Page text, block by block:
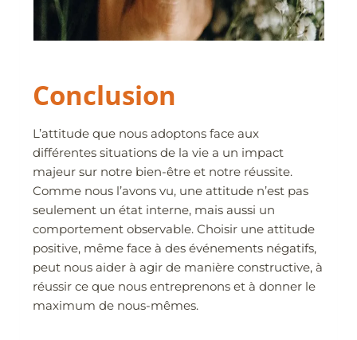
Conclusion
L’attitude que nous adoptons face aux
différentes situations de la vie a un impact
majeur sur notre bien-être et notre réussite.
Comme nous l’avons vu, une attitude n’est pas
seulement un état interne, mais aussi un
comportement observable. Choisir une attitude
positive, même face à des événements négatifs,
peut nous aider à agir de manière constructive, à
réussir ce que nous entreprenons et à donner le
maximum de nous-mêmes.